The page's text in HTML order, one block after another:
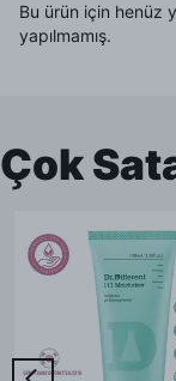
Bu ürün için henüz
yapılmamış.
Çok